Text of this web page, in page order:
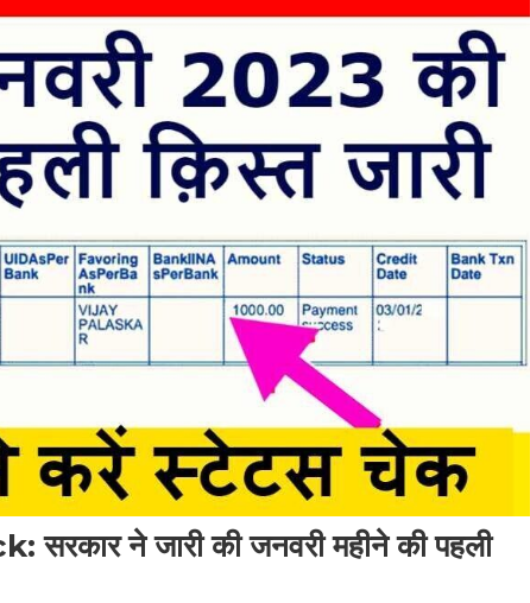
ने जारी की जनवरी महीने की पहली